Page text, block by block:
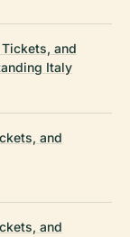
and
Italy
and
and